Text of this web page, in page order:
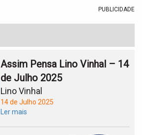
PUBLICIDADE
Assim Pensa Lino Vinhal – 14
de Julho 2025
Lino Vinhal
14 de Julho 2025
Ler mais